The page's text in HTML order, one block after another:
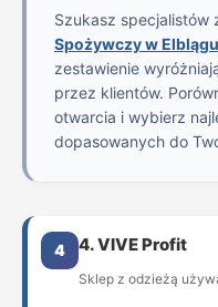
Szukasz specjalistów
Spożywczy w Elblągu
zestawienie
przez klientów.
otwarcia i wybierz
dopasowanych do
4 4. VIVE Profit
Sklep z odzieżą